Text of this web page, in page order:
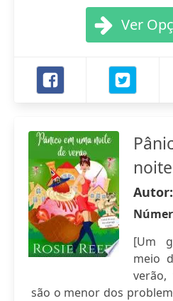
Ver
Autor:
[Um
meio
verão,
são o menor dos